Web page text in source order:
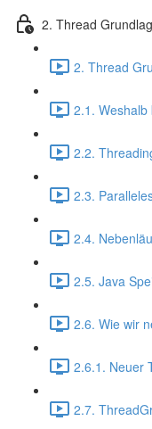
2. Thread
2. Thread
2.1.
2.2.
2.3.
2.4.
2.5. Java
2.6. Wie wir
2.6.1. Neuer
2.7.